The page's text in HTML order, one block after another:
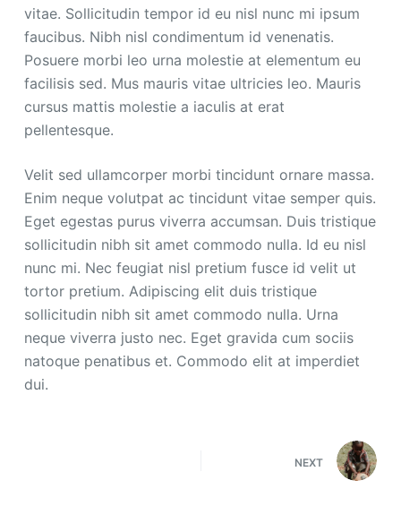
vitae. Sollicitudin tempor id eu nisl nunc mi ipsum
faucibus. Nibh nisl condimentum id venenatis.
Posuere morbi leo urna molestie at elementum eu
facilisis sed. Mus mauris vitae ultricies leo. Mauris
cursus mattis molestie a iaculis at erat
pellentesque.
Velit sed ullamcorper morbi tincidunt ornare massa.
Enim neque volutpat ac tincidunt vitae semper quis.
Eget egestas purus viverra accumsan. Duis tristique
sollicitudin nibh sit amet commodo nulla. Id eu nisl
nunc mi. Nec feugiat nisl pretium fusce id velit ut
tortor pretium. Adipiscing elit duis tristique
sollicitudin nibh sit amet commodo nulla. Urna
neque viverra justo nec. Eget gravida cum sociis
natoque penatibus et. Commodo elit at imperdiet
dui.
NEXT